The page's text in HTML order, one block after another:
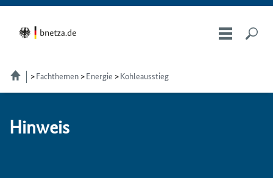
Fachthemen Energie Kohleausstieg
Hin­weis